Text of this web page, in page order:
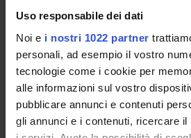
Uso responsabile dei dati
Noi e i nostri 1022 partner
personali, ad esempio il vostro
tecnologie come i cookie per
alle informazioni sul vostro
pubblicare annunci e contenuti
gli annunci e i contenuti, ricercare il
STRUTTURE
BIBLIOTECHE
SPIN OFF E AZIENDE
Contatti